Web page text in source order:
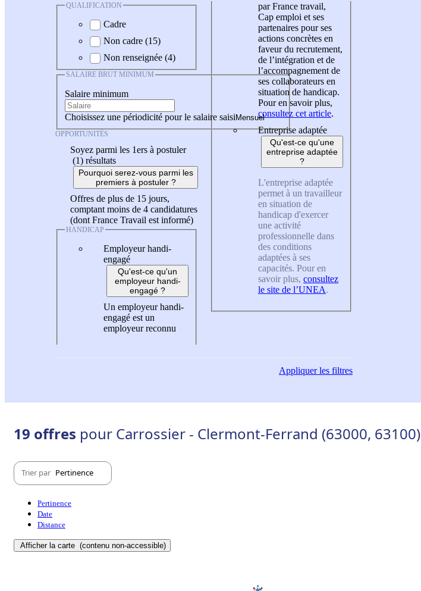
QUALIFICATION
Cadre
Non cadre (15)
Non renseignée (4)
SALAIRE BRUT MINIMUM
Salaire minimum
Choisissez une périodicité pour le salaire saisi
OPPORTUNITÉS
Soyez parmi les 1ers à postuler
(1) résultats
Pourquoi serez-vous parmi les
premiers à postuler ?
Offres de plus de 15 jours,
comptant moins de 4 candidatures
(dont France Travail est informé)
HANDICAP
Employeur handi-
engagé
Qu'est-ce qu'un
employeur handi-
engagé ?
Un employeur handi-
engagé est un
employeur reconnu
par France travail,
Cap emploi et ses
partenaires pour ses
actions concrètes en
faveur du recrutement,
de l’intégration et de
l’accompagnement de
ses collaborateurs en
situation de handicap.
Pour en savoir plus,
consultez cet article.
Entreprise adaptée
Qu'est-ce qu'une
entreprise adaptée
?
L'entreprise adaptée
permet à un travailleur
en situation de
handicap d'exercer
une activité
professionnelle dans
des conditions
adaptées à ses
capacités. Pour en
savoir plus, consultez
le site de l’UNEA.
Appliquerles filtres
19 offres pour Carrossier - Clermont-Ferrand (63000, 63100)
Trier par Pertinence
Pertinence
Date
Distance
Afficher la carte (contenu non-accessible)